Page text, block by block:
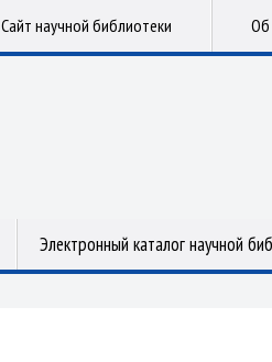
Сайт научной библиотеки Об
Электронный каталог научной